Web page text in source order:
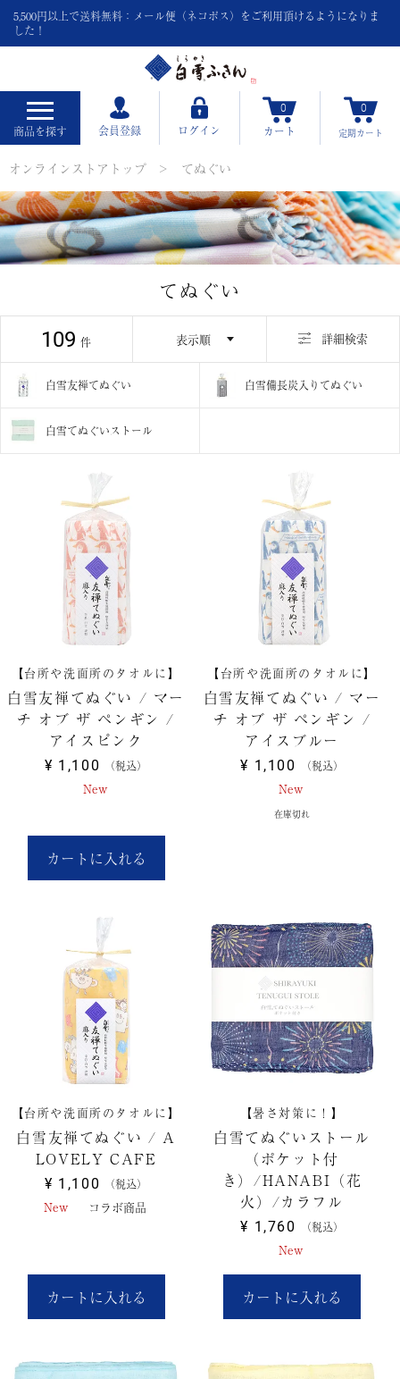
5,500円以上で送料無料：メール便（ネコポス）をご利用頂けるようになりま
した！
商品を探す 会員登録 ログイン
0
カート
0
定期カート
オンラインストアトップ てぬぐい
てぬぐい
並び替え
109 詳細検索
白雪友禅てぬぐい 白雪備長炭入りてぬぐい
白雪てぬぐいストール
【台所や洗面所のタオルに】
白雪友禅てぬぐい / マー
チ オブ ザ ペンギン /
アイスピンク
¥ 1,100 税込
New
カートに入れる
【台所や洗面所のタオルに】
白雪友禅てぬぐい / マー
チ オブ ザ ペンギン /
アイスブルー
¥ 1,100 税込
New
在庫切れ
【台所や洗面所のタオルに】
白雪友禅てぬぐい / A
LOVELY CAFE
¥ 1,100 税込
New コラボ商品
カートに入れる
【暑さ対策に！】
白雪てぬぐいストール
（ポケット付
き）/HANABI（花
火）/カラフル
¥ 1,760 税込
New
カートに入れる